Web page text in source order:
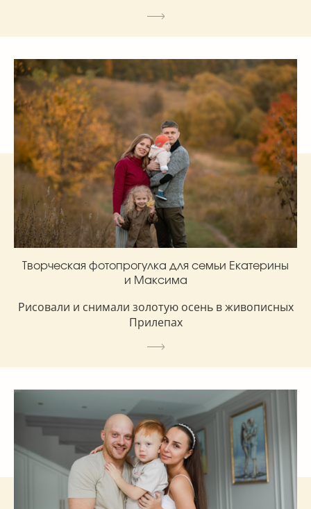
Творческая фотопрогулка для семьи Екатерины
и Максима
Рисовали и снимали золотую осень в живописных
Прилепах